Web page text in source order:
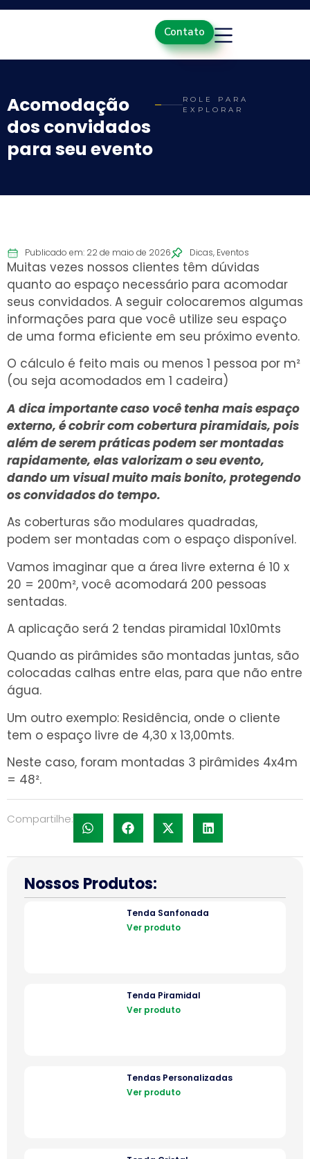
Contato
Acomodação
dos convidados
para seu evento
ROLE PARA
EXPLORAR
Publicado em: 22 de maio de 2026 Dicas, Eventos
Muitas vezes nossos clientes têm dúvidas
quanto ao espaço necessário para acomodar
seus convidados. A seguir colocaremos algumas
informações para que você utilize seu espaço
de uma forma eficiente em seu próximo evento.
O cálculo é feito mais ou menos 1 pessoa por m²
(ou seja acomodados em 1 cadeira)
A dica importante caso você tenha mais espaço
externo, é cobrir com cobertura piramidais, pois
além de serem práticas podem ser montadas
rapidamente, elas valorizam o seu evento,
dando um visual muito mais bonito, protegendo
os convidados do tempo.
As coberturas são modulares quadradas,
podem ser montadas com o espaço disponível.
Vamos imaginar que a área livre externa é 10 x
20 = 200m², você acomodará 200 pessoas
sentadas.
A aplicação será 2 tendas piramidal 10x10mts
Quando as pirâmides são montadas juntas, são
colocadas calhas entre elas, para que não entre
água.
Um outro exemplo: Residência, onde o cliente
tem o espaço livre de 4,30 x 13,00mts.
Neste caso, foram montadas 3 pirâmides 4x4m
= 48².
Compartilhe:
Nossos Produtos:
Tenda Sanfonada
Ver produto
Tenda Piramidal
Ver produto
Tendas Personalizadas
Ver produto